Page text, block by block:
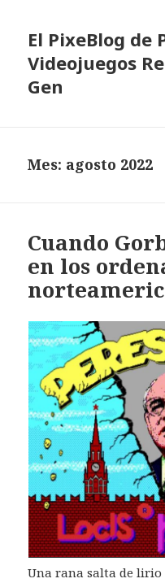
El PixeBlog de
Videojuegos
Gen
Mes: agosto 2022
Cuando
en los
Una rana salta de